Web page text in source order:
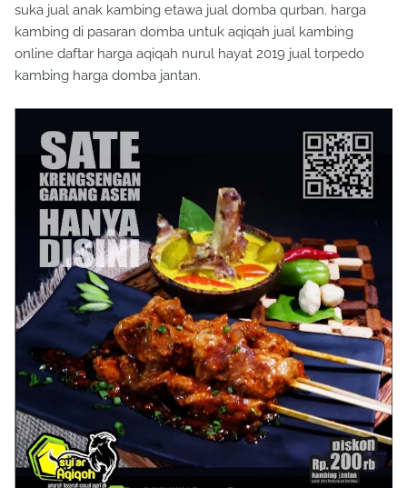
suka jual anak kambing etawa jual domba qurban. harga
kambing di pasaran domba untuk aqiqah jual kambing
online daftar harga aqiqah nurul hayat 2019 jual torpedo
kambing harga domba jantan.